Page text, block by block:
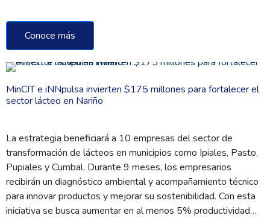
Conoce más
MinCIT e iNNpulsa invierten $175 millones para fortalecer el
sector lácteo en Nariño
La estrategia beneficiará a 10 empresas del sector de
transformación de lácteos en municipios como Ipiales, Pasto,
Pupiales y Cumbal. Durante 9 meses, los empresarios
recibirán un diagnóstico ambiental y acompañamiento técnico
para innovar productos y mejorar su sostenibilidad. Con esta
iniciativa se busca aumentar en al menos 5% productividad…